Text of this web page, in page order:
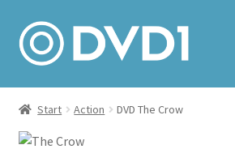
Zur
Navigation
springen
Zum
Inhalt
springen
Home
Versand & Lieferung
Start Action DVD The Crow